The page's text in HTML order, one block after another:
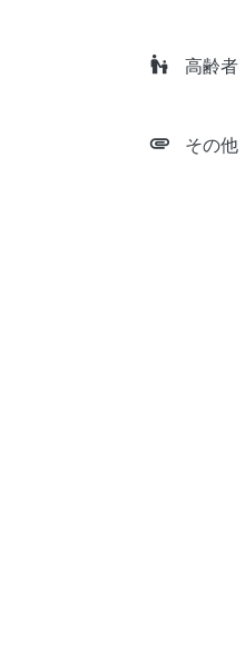
escalator_warning 高齢者
attachment その他